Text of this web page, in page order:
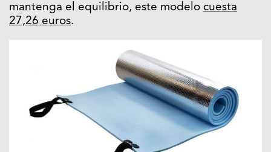
mantenga el equilibrio, este modelo cuesta
27,26 euros.